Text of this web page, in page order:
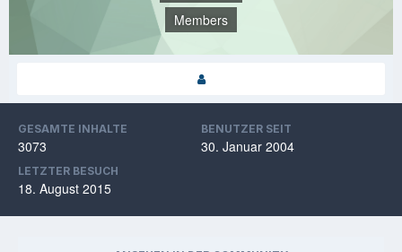
Members
GESAMTE INHALTE
3073
BENUTZER SEIT
30. Januar 2004
LETZTER BESUCH
18. August 2015